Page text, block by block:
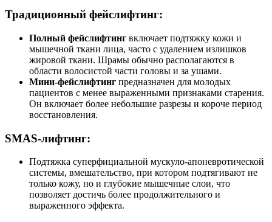
Традиционный фейслифтинг:
Полный фейслифтинг включает подтяжку кожи и
мышечной ткани лица, часто с удалением излишков
жировой ткани. Шрамы обычно располагаются в
области волосистой части головы и за ушами.
Мини-фейслифтинг предназначен для молодых
пациентов с менее выраженными признаками старения.
Он включает более небольшие разрезы и короче период
восстановления.
SMAS-лифтинг:
Подтяжка суперфициальной мускуло-апоневротической
системы, вмешательство, при котором подтягивают не
только кожу, но и глубокие мышечные слои, что
позволяет достичь более продолжительного и
выраженного эффекта.